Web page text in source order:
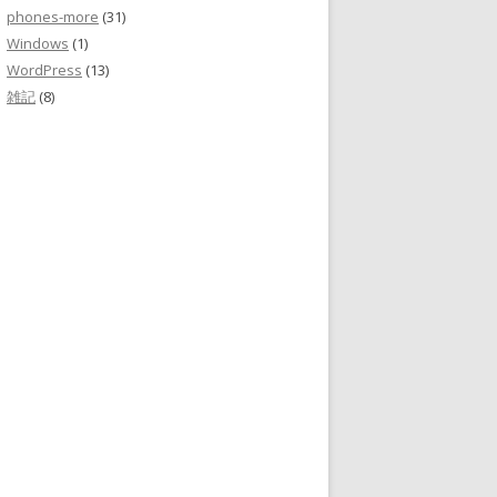
phones-more (31)
Windows (1)
WordPress (13)
雑記 (8)